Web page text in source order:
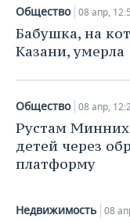
ХОККЕЙ С МЯЧОМ
ПРОИСШЕСТВИЯ
Общество 08 апр,
Бабушка, на
Казани, умерла
Общество 08 апр,
Рустам
детей через
платформу
Недвижимость 08